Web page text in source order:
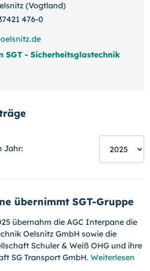
(Vogtland)
476-0
SGT - Sicherheitsglastechnik
Jahr:
übernimmt SGT-Gruppe
übernahm die AGC Interpane die
Oelsnitz GmbH sowie die
Schuler & Weiß OHG und ihre
SG Transport GmbH. Weiterlesen